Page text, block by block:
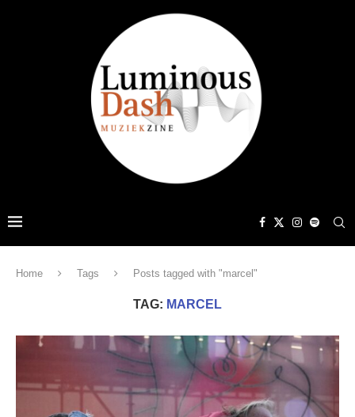
Home Tags Posts tagged with "marcel"
TAG: MARCEL